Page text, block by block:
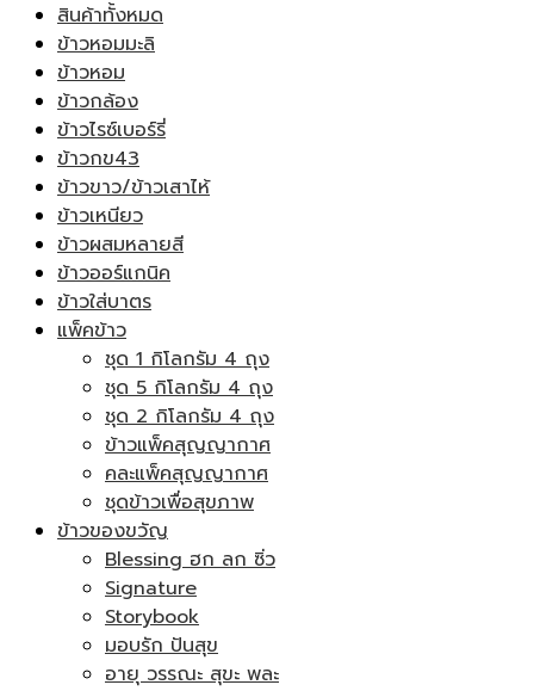
สินค้าทั้งหมด
ข้าวหอมมะลิ
ข้าวหอม
ข้าวกล้อง
ข้าวไรซ์เบอร์รี่
ข้าวกข43
ข้าวขาว/ข้าวเสาไห้
ข้าวเหนียว
ข้าวผสมหลายสี
ข้าวออร์แกนิค
ข้าวใส่บาตร
แพ็คข้าว
ชุด 1 กิโลกรัม 4 ถุง
ชุด 5 กิโลกรัม 4 ถุง
ชุด 2 กิโลกรัม 4 ถุง
ข้าวแพ็คสุญญากาศ
คละแพ็คสุญญากาศ
ชุดข้าวเพื่อสุขภาพ
ข้าวของขวัญ
Blessing ฮก ลก ซิ่ว
Signature
Storybook
มอบรัก ปันสุข
อายุ วรรณะ สุขะ พละ